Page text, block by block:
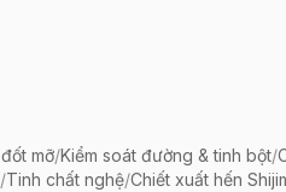
mỡ/Kiểm soát đường & tinh bột/
/Tinh chất nghệ/Chiết xuất hến